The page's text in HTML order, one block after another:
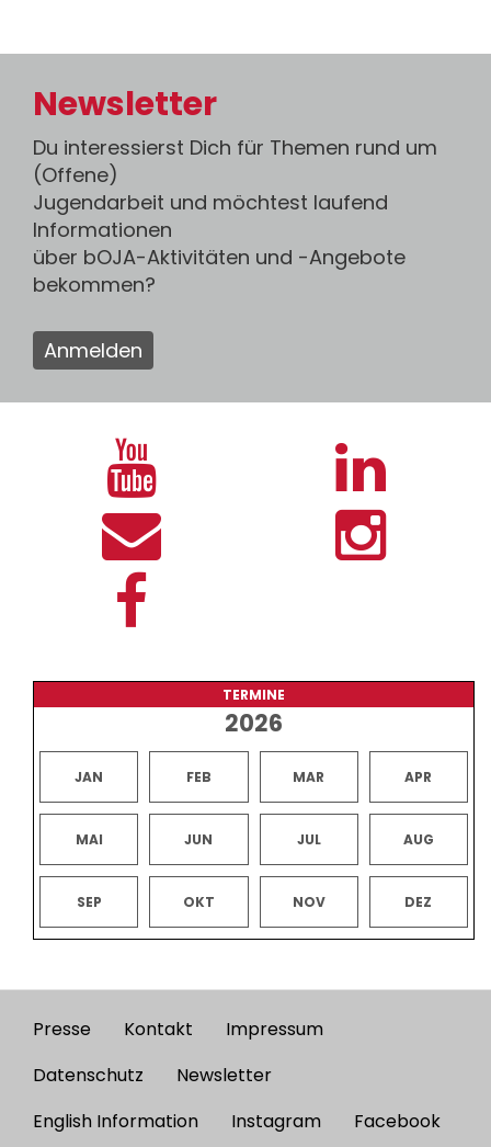
Newsletter
Du interessierst Dich für Themen rund um
(Offene)
Jugendarbeit und möchtest laufend
Informationen
über bOJA-Aktivitäten und -Angebote
bekommen?
Anmelden
TERMINE
2026
JAN FEB MAR APR
MAI JUN JUL AUG
SEP OKT NOV DEZ
Footer
menu
Presse Kontakt
Impressum
Datenschutz
Newsletter
English Information
Instagram Facebook